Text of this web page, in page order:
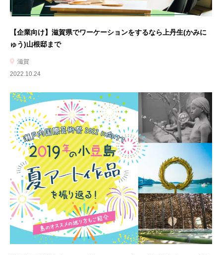
【企業向け】滋賀県でワーケーションをするなら上丹生(かみに
ゅう)山根邸まで
滋賀
2022.10.24